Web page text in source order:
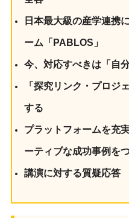
日本最大級の産学連携
ーム「PABLOS」
今、対応すべきは「自
「探究リンク・プロジ
する
プラットフォームを充
ーティブな成功事例を
講演に対する質疑応答